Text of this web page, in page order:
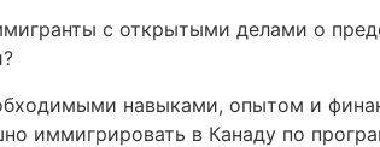
с открытыми делами о
навыками, опытом и
иммигрировать в Канаду по